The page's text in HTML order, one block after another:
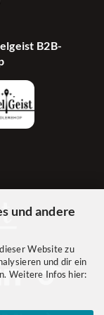
und andere
Website zu
und dir ein
Weitere Infos hier:
B2B-